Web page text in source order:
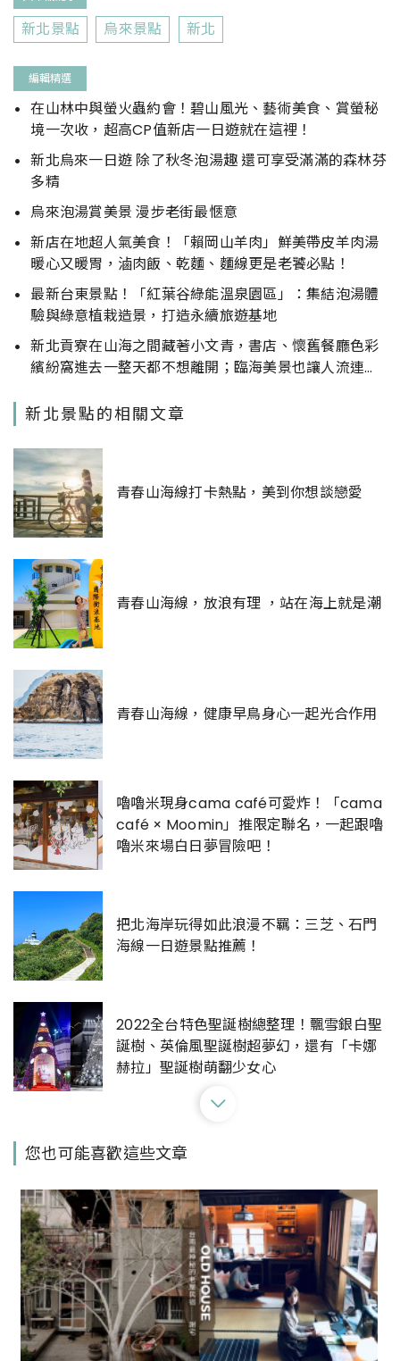
新北景點 烏來景點 新北
編輯精選
在山林中與螢火蟲約會！碧山風光、藝術美食、賞螢秘
境一次收，超高CP值新店一日遊就在這裡！
新北烏來一日遊 除了秋冬泡湯趣 還可享受滿滿的森林芬
多精
烏來泡湯賞美景 漫步老街最愜意
新店在地超人氣美食！「賴岡山羊肉」鮮美帶皮羊肉湯
暖心又暖胃，滷肉飯、乾麵、麵線更是老饕必點！
最新台東景點！「紅葉谷綠能溫泉園區」：集結泡湯體
驗與綠意植栽造景，打造永續旅遊基地
新北貢寮在山海之間藏著小文青，書店、懷舊餐廳色彩
繽紛窩進去一整天都不想離開；臨海美景也讓人流連忘
新北景點的相關文章
青春山海線打卡熱點，美到你想談戀愛
青春山海線，放浪有理 ，站在海上就是潮
青春山海線，健康早鳥身心一起光合作用
嚕嚕米現身cama café可愛炸！「cama
café × Moomin」推限定聯名，一起跟嚕
嚕米來場白日夢冒險吧！
把北海岸玩得如此浪漫不羈：三芝、石門
海線一日遊景點推薦！
2022全台特色聖誕樹總整理！飄雪銀白聖
誕樹、英倫風聖誕樹超夢幻，還有「卡娜
赫拉」聖誕樹萌翻少女心
大亮點：百坪奢華空間、百款經典設計，
冬季的貢寮一日遊要去哪玩？探訪東北角
山海秘境，品嚐當季最鮮美九孔、鮑魚
您也可能喜歡這些文章